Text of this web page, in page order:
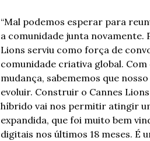
“Mal podemos esperar para
a comunidade junta novamente.
Lions serviu como força de
comunidade criativa global.
mudança, sabememos que
evoluir. Construir o Cannes
híbrido vai nos permitir atingir
expandida, que foi muito bem
digitais nos últimos 18 meses. É